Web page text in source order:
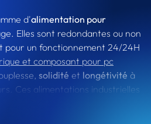
d'alimentation pour
Elles sont redondantes ou non
pour un fonctionnement 24/24H
et composant pour pc
solidité et longétivité à
Ces alimentations industrielles